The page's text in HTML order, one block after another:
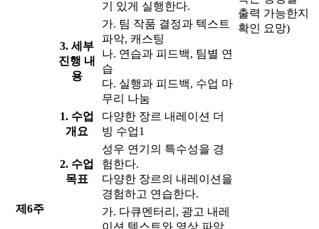
출력 가능한지
확인 요망)
기 있게 실행한다.
3. 세부
진행 내
용
가. 팀 작품 결정과 텍스트
파악, 캐스팅
나. 연습과 피드백, 팀별 연
습
다. 실행과 피드백, 수업 마
무리 나눔
제6주
1. 수업
개요
다양한 장르 내레이션 더
빙 수업1
2. 수업
목표
성우 연기의 특수성을 경
험한다.
다양한 장르의 내레이션을
경험하고 연습한다.
가. 다큐멘터리, 광고 내레